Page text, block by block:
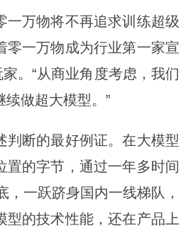
一万物将不再追求训练超级
零一万物成为行业第一家宣
。“从商业角度考虑，我们
做超大模型。”
判断的最好例证。在大模型
置的字节，通过一年多时间
，一跃跻身国内一线梯队，
型的技术性能，还在产品上